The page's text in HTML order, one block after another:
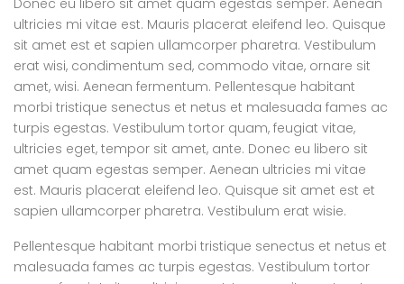
ultricies mi vitae est. Mauris placerat eleifend leo. Quisque
sit amet est et sapien ullamcorper pharetra. Vestibulum
erat wisi, condimentum sed, commodo vitae, ornare sit
amet, wisi. Aenean fermentum. Pellentesque habitant
morbi tristique senectus et netus et malesuada fames ac
turpis egestas. Vestibulum tortor quam, feugiat vitae,
ultricies eget, tempor sit amet, ante. Donec eu libero sit
amet quam egestas semper. Aenean ultricies mi vitae
est. Mauris placerat eleifend leo. Quisque sit amet est et
sapien ullamcorper pharetra. Vestibulum erat wisie.
Pellentesque habitant morbi tristique senectus et netus et
malesuada fames ac turpis egestas. Vestibulum tortor